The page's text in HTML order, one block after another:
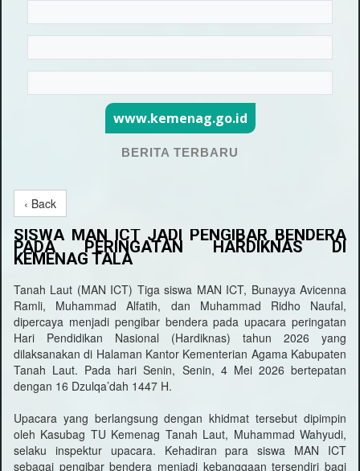
www.kemenag.go.id
BERITA TERBARU
‹ Back
SISWA MAN ICT JADI PENGIBAR BENDERA
PADA PERINGATAN HARDIKNAS DI
KEMENAG TALA
Tanah Laut (MAN ICT) Tiga siswa MAN ICT, Bunayya Avicenna
Ramli, Muhammad Alfatih, dan Muhammad Ridho Naufal,
dipercaya menjadi pengibar bendera pada upacara peringatan
Hari Pendidikan Nasional (Hardiknas) tahun 2026 yang
dilaksanakan di Halaman Kantor Kementerian Agama Kabupaten
Tanah Laut. Pada hari Senin, Senin, 4 Mei 2026 bertepatan
dengan 16 Dzulqa’dah 1447 H.
Upacara yang berlangsung dengan khidmat tersebut dipimpin
oleh Kasubag TU Kemenag Tanah Laut, Muhammad Wahyudi,
selaku inspektur upacara. Kehadiran para siswa MAN ICT
sebagai pengibar bendera menjadi kebanggaan tersendiri bagi